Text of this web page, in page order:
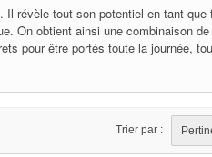
révèle tout son potentiel en tant que
On obtient ainsi une combinaison
pour être portés toute la journée,
Trier par :